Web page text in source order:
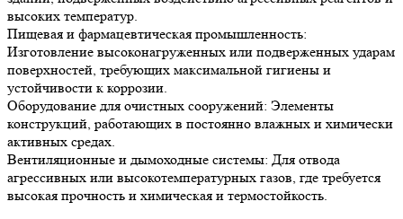
высоких температур.
Пищевая и фармацевтическая промышленность:
Изготовление высоконагруженных или подверженных ударам
поверхностей, требующих максимальной гигиены и
устойчивости к коррозии.
Оборудование для очистных сооружений: Элементы
конструкций, работающих в постоянно влажных и химически
активных средах.
Вентиляционные и дымоходные системы: Для отвода
агрессивных или высокотемпературных газов, где требуется
высокая прочность и химическая и термостойкость.